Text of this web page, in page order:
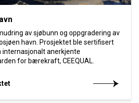
av sjøbunn og oppgradering av
havn. Prosjektet ble sertifisert
internasjonalt anerkjente
for bærekraft, CEEQUAL.